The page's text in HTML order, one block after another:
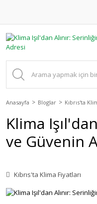
Anasayfa Bloglar Kıbrıs'ta
Klima
ve Güvenin
Kıbrıs'ta Klima Fiyatları